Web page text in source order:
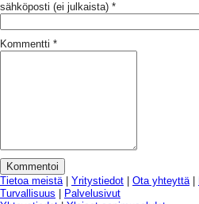
sähköposti (ei julkaista) *
Kommentti *
Tietoa meistä Yritystiedot Ota yhteyttä
Turvallisuus
Palvelusivut